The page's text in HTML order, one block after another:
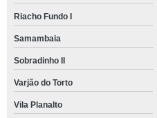
Riacho Fundo I
Samambaia
Sobradinho II
Varjão do Torto
Vila Planalto